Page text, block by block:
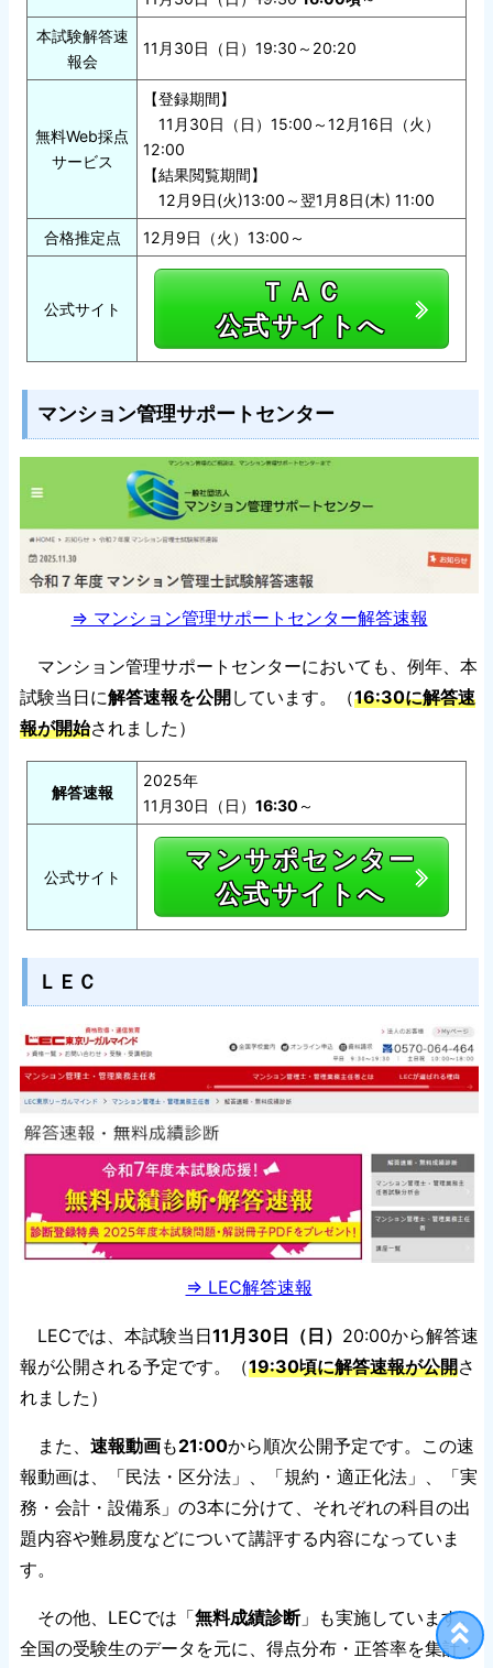
本試験解答速
報会
11月30日（日）19:30～20:20
無料Web採点
サービス
【登録期間】
11月30日（日）15:00～12月16日（火）
12:00
【結果閲覧期間】
12月9日(火)13:00～翌1月8日(木) 11:00
合格推定点
12月9日（火）13:00～
公式サイト
ＴＡＣ
公式サイトへ
マンション管理サポートセンター
⇒ マンション管理サポートセンター解答速報
マンション管理サポートセンターにおいても、例年、本
試験当日に解答速報を公開しています。（16:30に解答速
報が開始されました）
解答速報
2025年
11月30日（日） 16:30 ～
公式サイト
マンサポセンター
公式サイトへ
ＬＥＣ
⇒ LEC解答速報
LECでは、本試験当日11月30日（日） 20:00から解答速
報が公開される予定です。（19:30頃に解答速報が公開さ
れました）
また、 速報動画も21:00から順次公開予定です。この速
報動画は、「民法・区分法」、「規約・適正化法」、「実
務・会計・設備系」の3本に分けて、それぞれの科目の出
題内容や難易度などについて講評する内容になっていま
す。
その他、LECでは「無料成績診断」も実施しています。
全国の受験生のデータを元に、得点分布・正答率を集計・